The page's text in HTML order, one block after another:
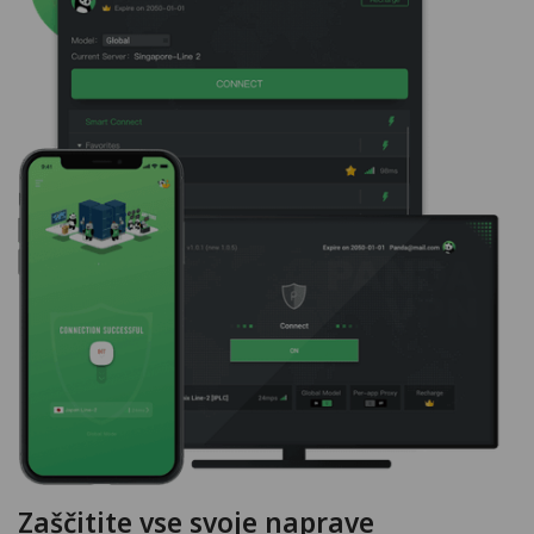
Zaščitite vse svoje naprave